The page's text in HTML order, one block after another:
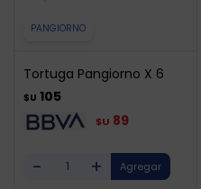
PANGIORNO
Tortuga Pangiorno X 6
$U 105
$U 89
- +